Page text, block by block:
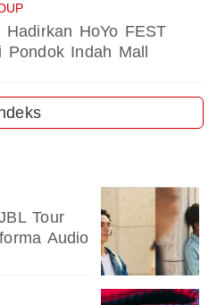
Hadirkan HoYo FEST
Pondok Indah Mall
Tour
Audio